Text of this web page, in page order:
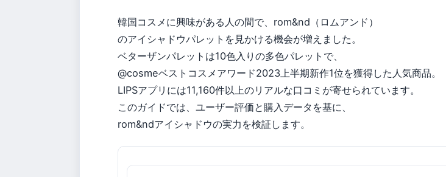
韓国コスメに興味がある人の間で、rom&nd（ロムアンド）
のアイシャドウパレットを見かける機会が増えました。
ベターザンパレットは10色入りの多色パレットで、
@cosmeベストコスメアワード2023上半期新作1位を獲得した人気商品。
LIPSアプリには11,160件以上のリアルな口コミが寄せられています。
このガイドでは、ユーザー評価と購入データを基に、
rom&ndアイシャドウの実力を検証します。